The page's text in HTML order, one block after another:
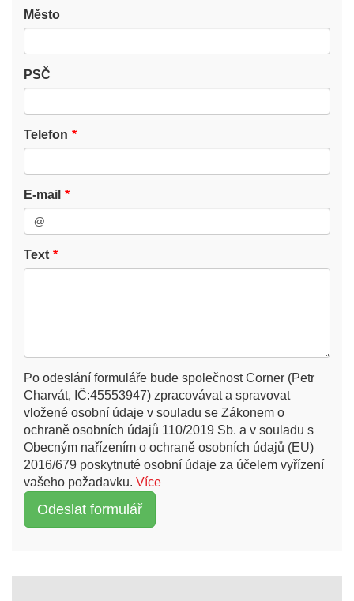
Město
PSČ
Telefon
E-mail
Text
Po odeslání formuláře bude společnost Corner (Petr
Charvát, IČ:45553947) zpracovávat a spravovat
vložené osobní údaje v souladu se Zákonem o
ochraně osobních údajů 110/2019 Sb. a v souladu s
Obecným nařízením o ochraně osobních údajů (EU)
2016/679 poskytnuté osobní údaje za účelem vyřízení
vašeho požadavku. Více